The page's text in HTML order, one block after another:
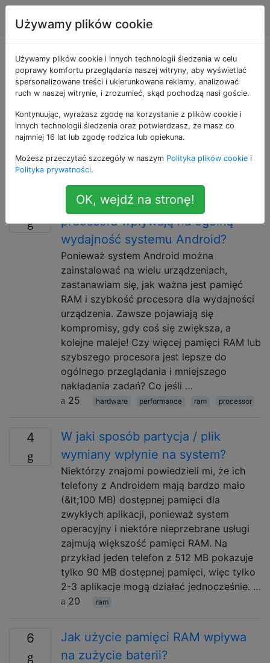
Android Tagi
Pytania otagowane
jako ram
W przypadku pytań dotyczących pamięci operacyjnej
(RAM) w urządzeniu z systemem Android. Nie używaj
pamięci masowej i wykorzystania dysku, zamiast tego
użyj tagu „Internal-storage”.
Jak pamięć RAM i szybkość
procesora wpływają na ogólną
wydajność systemu Android?
Ponieważ system Android można
zainstalować na wielu urządzeniach,
zastanawiam się, jak ważna jest pamięć
RAM i szybkość procesora dla wydajności
urządzenia. Zawsze pojawiają się
kompromisy, gdy coś się zwiększa, a
kolejne maleje! Czy więcej pamięci RAM lub
szybszego procesora jest lepsze do
ogólnego przeglądania i mniejszego
nakładania zadań? Co jeśli …
25
hardware performance ram processor
4
W jaki sposób partycja / plik
wymiany wpłynie na system?
Niektórzy znajomi powiedzieli mi, że ich
telefony z Androidem mają bardzo mało
(&lt;100 MB) dostępnej pamięci dla
zwykłych aplikacji, ponieważ system
operacyjny i niektóre nieprzebrane usługi
zajmują większość pamięci RAM. Na
przykład jeden telefon z 512 MB pokazuje
tylko 90 MB dostępnej pamięci, więc tylko
2-3 aplikacje mogą działać jednocześnie. …
20
ram
6
Jak użycie pamięci RAM wpływa
na zużycie baterii?
Używamy plików cookie
Używamy plików cookie i innych technologii śledzenia w celu
poprawy komfortu przeglądania naszej witryny, aby wyświetlać
spersonalizowane treści i ukierunkowane reklamy, analizować
ruch w naszej witrynie, i zrozumieć, skąd pochodzą nasi goście.
Kontynuując, wyrażasz zgodę na korzystanie z plików cookie i
innych technologii śledzenia oraz potwierdzasz, że masz co
najmniej 16 lat lub zgodę rodzica lub opiekuna.
Możesz przeczytać szczegóły w naszym Polityka plików cookie i
Polityka prywatności.
OK, wejdź na stronę!